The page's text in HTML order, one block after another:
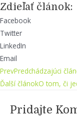
Zdieľať článok:
Facebook
Twitter
LinkedIn
Email
PrevPredchádzajúci
Ďalší článokO tom, či
Pridajte